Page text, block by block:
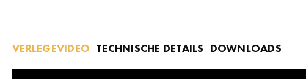
VERLEGEVIDEO TECHNISCHE DETAILS DOWNLOADS